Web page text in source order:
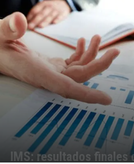
IMS: resultados finales